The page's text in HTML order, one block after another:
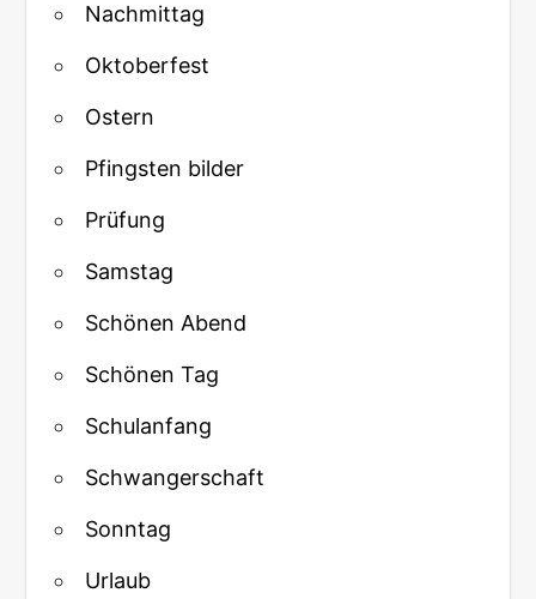
Nachmittag
Oktoberfest
Ostern
Pfingsten bilder
Prüfung
Samstag
Schönen Abend
Schönen Tag
Schulanfang
Schwangerschaft
Sonntag
Urlaub